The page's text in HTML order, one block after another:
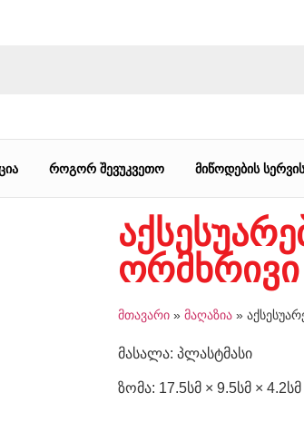
როგორ შევუკვეთო მიწოდების
ორმხრივი
მთავარი » მაღაზია »
მასალა: პლასტმასი
ზომა: 17.5სმ × 9.5სმ × 4.2სმ